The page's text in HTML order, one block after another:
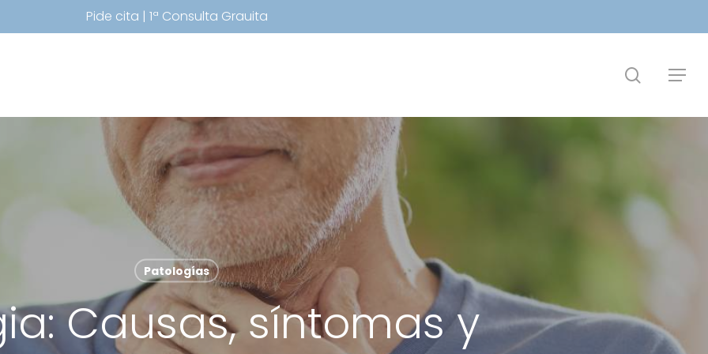
Pide cita | 1ª Consulta Grauita
Menu
search
Patologías
Causas, síntomas y